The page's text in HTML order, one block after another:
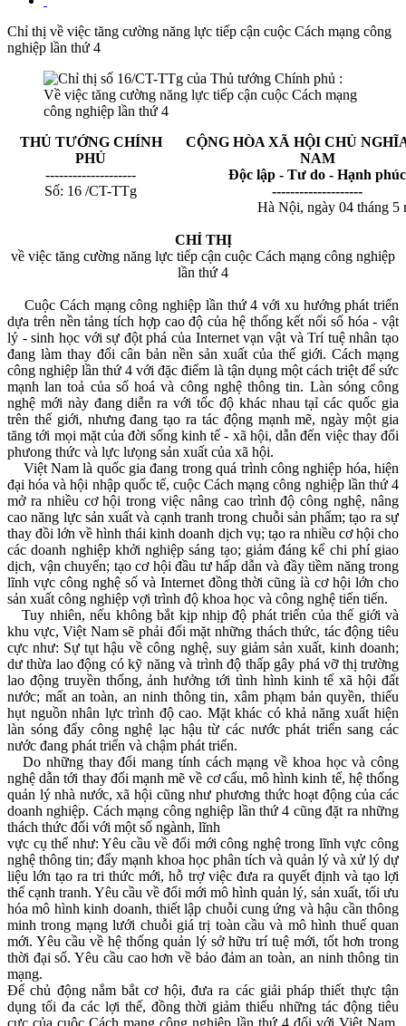
Chỉ thị về việc tăng cường năng lực tiếp cận cuộc Cách mạng công
nghiệp lần thứ 4
THỦ TƯỚNG CHÍNH
PHỦ
CỘNG HÒA XÃ HỘI CHỦ
NAM
--------------------
Số: 16 /CT-TTg
Độc lập - Tư do - Hạnh phúc
--------------------
Hà Nội, ngày 04 tháng 5
CHỈ THỊ
về việc tăng cường năng lực tiếp cận cuộc Cách mạng công nghiệp
lần thứ 4
Cuộc Cách mạng công nghiệp lần thứ 4 với xu hướng phát triển
dựa trên nền tảng tích hợp cao độ của hệ thống kết nối số hóa - vật
lý - sinh học với sự đột phá của Internet vạn vật và Trí tuệ nhân tạo
đang làm thay đổi cân bản nền sản xuất của thế giới. Cách mạng
công nghiệp lần thứ 4 với đặc điểm là tận dụng một cách triệt để sức
mạnh lan toả của số hoá và công nghệ thông tin. Làn sóng công
nghệ mới này đang diễn ra với tốc độ khác nhau tạỉ các quốc gia
trên thế giới, nhưng đang tạo ra tác động mạnh mẽ, ngày một gia
tăng tới mọi mặt của đời sống kinh tế - xã hội, dẫn đến việc thay đổi
phưong thức và lực lưọng sản xuất của xã hội.
Việt Nam là quốc gia đang trong quá trình công nghiệp hóa, hiện
đại hóa và hội nhập quốc tế, cuộc Cách mạng công nghiệp lần thứ 4
mở ra nhiều cơ hội trong việc nâng cao trình độ công nghệ, nâng
cao năng lực sản xuất và cạnh tranh trong chuỗi sản phẩm; tạo ra sự
thay đồi lớn về hình thái kinh doanh dịch vụ; tạo ra nhiều cơ hội cho
các doanh nghiệp khởi nghiệp sáng tạo; giảm đáng kể chi phí giao
dịch, vận chuyển; tạo cơ hội đầu tư hấp dẫn và đầy tiềm năng trong
lĩnh vực công nghệ số và Internet đồng thời cũng ỉà cơ hội lớn cho
sản xuất công nghiệp vợi trình độ khoa học và công nghệ tiến tiến.
Tuy nhiên, nếu không bắt kịp nhịp độ phát triển của thế giới và
khu vực, Việt Nam sẽ phải đối mặt những thách thức, tác động tiêu
cực như: Sự tụt hậu về công nghệ, suy giảm sản xuất, kinh doanh;
dư thừa lao động có kỹ năng và trình độ thấp gây phá vỡ thị trường
lao động truyền thống, ảnh hưởng tới tình hình kinh tế xã hội đất
nước; mất an toàn, an ninh thông tin, xâm phạm bản quyền, thiếu
hụt nguồn nhân lực trình độ cao. Mặt khác có khả năng xuất hiện
làn sóng đẩy công nghệ lạc hậu từ các nước phát triển sang các
nước đang phát triển và chậm phát triển.
Do những thay đổi mang tính cách mạng về khoa học và công
nghệ dẫn tới thay đổi mạnh mẽ về cơ cấu, mô hình kinh tế, hệ thống
quản lý nhà nước, xã hội cũng như phương thức hoạt động của các
doanh nghiệp. Cách mạng công nghiệp lần thứ 4 cũng đặt ra những
thách thức đối với một số ngành, lĩnh
vực cụ thể như: Yêu cầu về đổi mới công nghệ trong lĩnh vực công
nghệ thông tin; đẩy mạnh khoa học phân tích và quản lý và xử lý dự
liệu lớn tạo ra tri thức mới, hỗ trợ việc đưa ra quyết định và tạo lợi
thế cạnh tranh. Yêu cầu về đổi mới mô hình quản lý, sản xuất, tối ưu
hóa mô hình kinh doanh, thiết lập chuỗi cung ứng và hậu cần thông
minh trong mạng lưới chuỗi giá trị toàn cầu và mô hình thuế quan
mới. Yêu cầu về hệ thống quản lý sở hữu trí tuệ mới, tốt hơn trong
thời đại số. Yêu cầu cao hơn về bảo đảm an toàn, an ninh thông tin
mạng.
Để chủ động nắm bắt cơ hội, đưa ra các giải pháp thiết thực tận
dụng tối đa các lợi thế, đồng thời giảm thiểu những tác động tiêu
cực của cuộc Cách mạng công nghiệp lần thứ 4 đối với Việt Nam,